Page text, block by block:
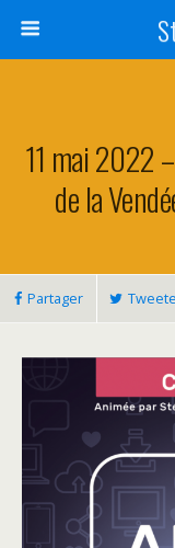
11 mai 2022
de la
Partager